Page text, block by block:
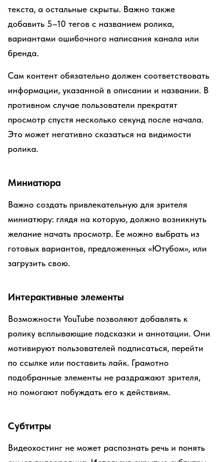
текста, а остальные скрыты. Важно также
добавить 5–10 тегов с названием ролика,
вариантами ошибочного написания канала или
бренда.
Сам контент обязательно должен соответствовать
информации, указанной в описании и названии. В
противном случае пользователи прекратят
просмотр спустя несколько секунд после начала.
Это может негативно сказаться на видимости
ролика.
Миниатюра
Важно создать привлекательную для зрителя
миниатюру: глядя на которую, должно возникнуть
желание начать просмотр. Ее можно выбрать из
готовых вариантов, предложенных «Ютубом», или
загрузить свою.
Интерактивные элементы
Возможности YouTube позволяют добавлять к
ролику всплывающие подсказки и аннотации. Они
мотивируют пользователей подписаться, перейти
по ссылке или поставить лайк. Грамотно
подобранные элементы не раздражают зрителя,
но помогают побуждать его к действиям.
Субтитры
Видеохостинг не может распознать речь и понять